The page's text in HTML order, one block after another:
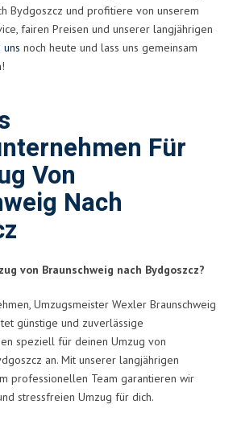
Bydgoszcz und profitiere von unserem
fairen Preisen und unserer langjährigen
noch heute und lass uns gemeinsam
Für
Von
Nach
von Braunschweig nach Bydgoszcz?
Umzugsmeister Wexler Braunschweig
günstige und zuverlässige
speziell für deinen Umzug von
an. Mit unserer langjährigen
professionellen Team garantieren wir
stressfreien Umzug für dich.